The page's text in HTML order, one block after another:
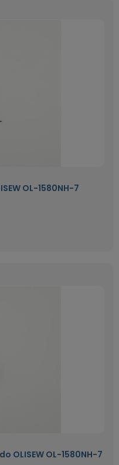
OL-1580NH-7
P17-2 wkręt noża ruchomego do OLISEW OL-1580NH-7